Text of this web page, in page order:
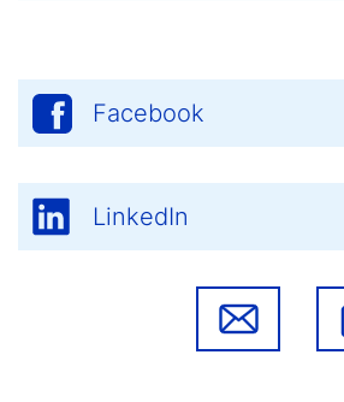
Facebook
LinkedIn